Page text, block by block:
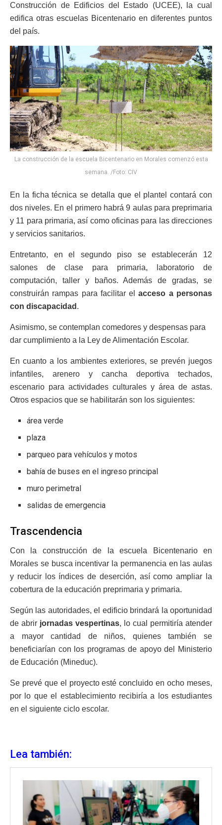
Construcción de Edificios del Estado (UCEE), la cual
edifica otras escuelas Bicentenario en diferentes puntos
del país.
La construcción de la escuela Bicentenario en Morales comenzó esta
semana. /Foto: CIV
En la ficha técnica se detalla que el plantel contará con
dos niveles. En el primero habrá 9 aulas para preprimaria
y 11 para primaria, así como oficinas para las direcciones
y servicios sanitarios.
Entretanto, en el segundo piso se establecerán 12
salones de clase para primaria, laboratorio de
computación, taller y baños. Además de gradas, se
construirán rampas para facilitar elacceso a personas
con discapacidad .
Asimismo, se contemplan comedores y despensas para
dar cumplimiento a la Ley de Alimentación Escolar.
En cuanto a los ambientes exteriores, se prevén juegos
infantiles, arenero y cancha deportiva techados,
escenario para actividades culturales y área de astas.
Otros espacios que se habilitarán son los siguientes:
área verde
plaza
parqueo para vehículos y motos
bahía de buses en el ingreso principal
muro perimetral
salidas de emergencia
Trascendencia
Con la construcción de la escuela Bicentenario en
Morales se busca incentivar la permanencia en las aulas
y reducir los índices de deserción, así como ampliar la
cobertura de la educación preprimaria y primaria.
Según las autoridades, el edificio brindará la oportunidad
de abrir jornadas vespertinas, lo cual permitiría atender
a mayor cantidad de niños, quienes también se
beneficiarían con los programas de apoyo del Ministerio
de Educación (Mineduc).
Se prevé que el proyecto esté concluido en ocho meses,
por lo que el establecimiento recibiría a los estudiantes
en el siguiente ciclo escolar.
Lea también: